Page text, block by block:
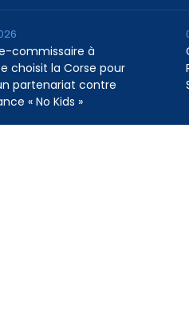
commissaire à
choisit la Corse pour
partenariat contre
« No Kids »